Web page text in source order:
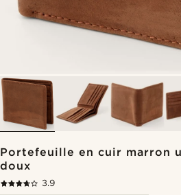
Portefeuille en cuir marron
doux
3.9